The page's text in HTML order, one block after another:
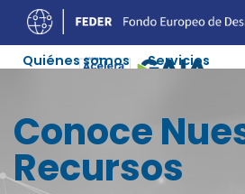
Quiénes somos
Servicios
Agenda
Conoce
Recursos